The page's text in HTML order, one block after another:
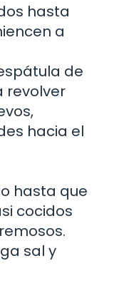
hasta
a
de
revolver
hacia el
hasta que
cocidos
sal y